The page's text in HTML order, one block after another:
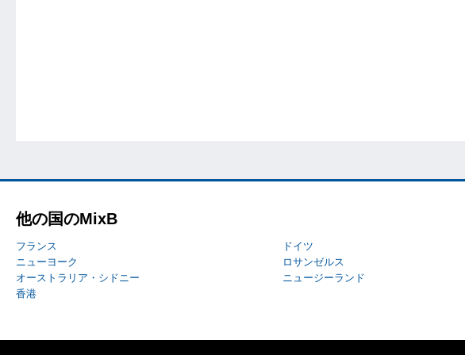
他の国のMixB
フランス ドイツ
ニューヨーク
ロサンゼルス
オーストラリア・シドニー
ニュージーランド
香港